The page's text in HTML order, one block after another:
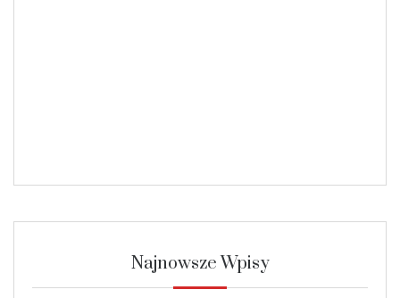
Najnowsze Wpisy